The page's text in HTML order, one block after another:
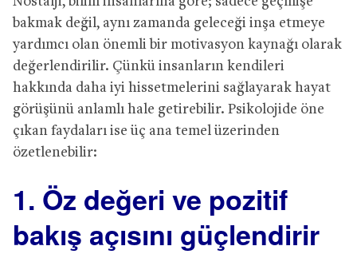
bakmak değil, aynı zamanda geleceği inşa etmeye
yardımcı olan önemli bir motivasyon kaynağı olarak
değerlendirilir. Çünkü insanların kendileri
hakkında daha iyi hissetmelerini sağlayarak hayat
görüşünü anlamlı hale getirebilir. Psikolojide öne
çıkan faydaları ise üç ana temel üzerinden
özetlenebilir:
1. Öz değeri ve pozitif
bakış açısını güçlendirir